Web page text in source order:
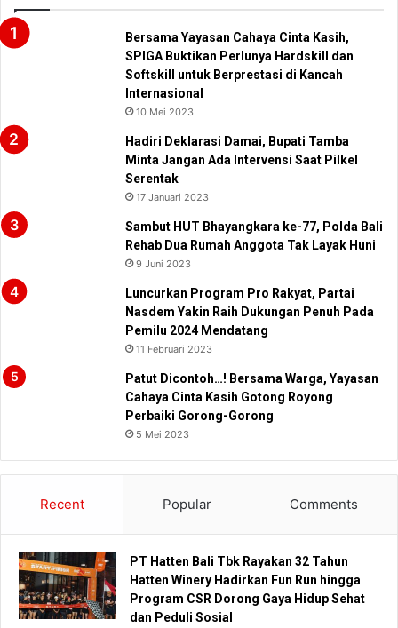
Bersama Yayasan Cahaya Cinta Kasih,
SPIGA Buktikan Perlunya Hardskill dan
Softskill untuk Berprestasi di Kancah
Internasional
10 Mei 2023
Hadiri Deklarasi Damai, Bupati Tamba
Minta Jangan Ada Intervensi Saat Pilkel
Serentak
17 Januari 2023
Sambut HUT Bhayangkara ke-77, Polda Bali
Rehab Dua Rumah Anggota Tak Layak Huni
9 Juni 2023
Luncurkan Program Pro Rakyat, Partai
Nasdem Yakin Raih Dukungan Penuh Pada
Pemilu 2024 Mendatang
11 Februari 2023
Patut Dicontoh…! Bersama Warga, Yayasan
Cahaya Cinta Kasih Gotong Royong
Perbaiki Gorong-Gorong
5 Mei 2023
Recent Popular Comments
PT Hatten Bali Tbk Rayakan 32 Tahun
Hatten Winery Hadirkan Fun Run hingga
Program CSR Dorong Gaya Hidup Sehat
dan Peduli Sosial